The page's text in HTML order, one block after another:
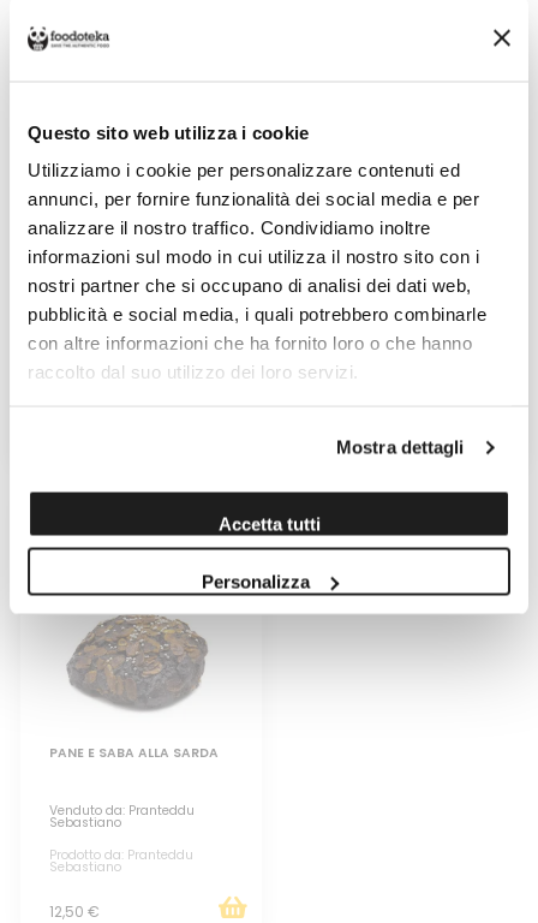
Questo sito web utilizza i cookie
Utilizziamo i cookie per personalizzare contenuti ed
annunci, per fornire funzionalità dei social media e per
analizzare il nostro traffico. Condividiamo inoltre
informazioni sul modo in cui utilizza il nostro sito con i
nostri partner che si occupano di analisi dei dati web,
pubblicità e social media, i quali potrebbero combinarle
con altre informazioni che ha fornito loro o che hanno
raccolto dal suo utilizzo dei loro servizi.
Mostra dettagli
Accetta tutti
Personalizza
TORRONE ARTIGIANALE
SARDO ALLE MANDORLE
Venduto da: Pranteddu
Sebastiano
Prodotto da: Pranteddu
TORRONE ARTIGIANALE
SARDO ALLE NOCI
Venduto da: Pranteddu
Sebastiano
Prodotto da: Pranteddu
14,20 €
PANE E SABA ALLA SARDA
Venduto da: Pranteddu
Sebastiano
Prodotto da: Pranteddu
Sebastiano
12,50 €